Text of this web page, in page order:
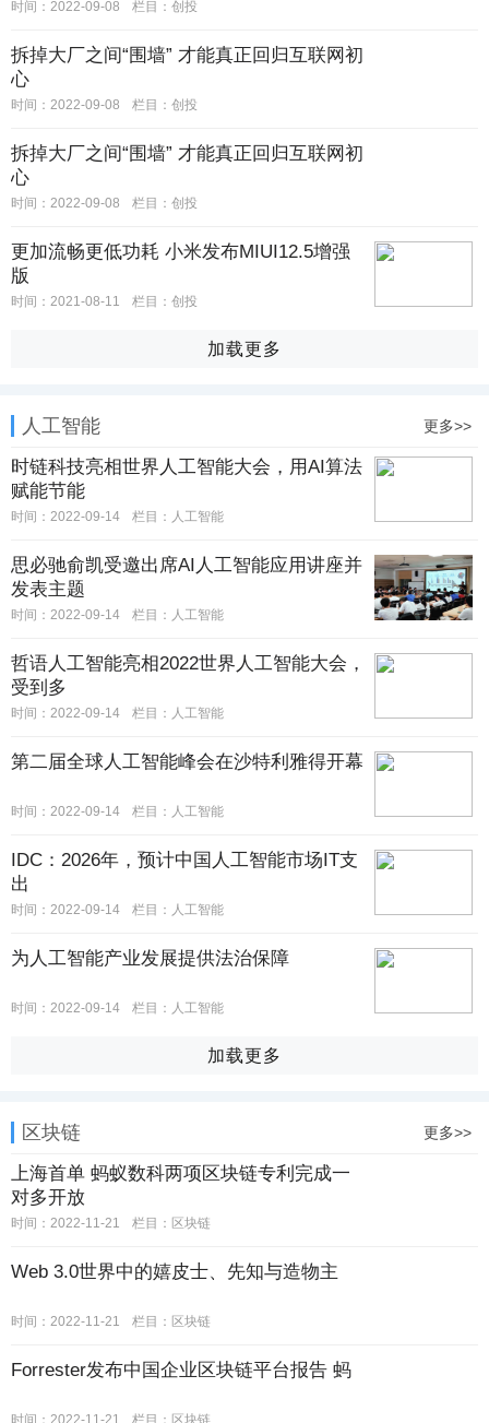
时间：2022-09-08 栏目：创投
拆掉大厂之间“围墙” 才能真正回归互联网初
心
时间：2022-09-08 栏目：创投
拆掉大厂之间“围墙” 才能真正回归互联网初
心
时间：2022-09-08 栏目：创投
更加流畅更低功耗 小米发布MIUI12.5增强
版
时间：2021-08-11 栏目：创投
加载更多
人工智能 更多>>
时链科技亮相世界人工智能大会，用AI算法
赋能节能
时间：2022-09-14 栏目：人工智能
思必驰俞凯受邀出席AI人工智能应用讲座并
发表主题
时间：2022-09-14 栏目：人工智能
哲语人工智能亮相2022世界人工智能大会，
受到多
时间：2022-09-14 栏目：人工智能
第二届全球人工智能峰会在沙特利雅得开幕
时间：2022-09-14 栏目：人工智能
IDC：2026年，预计中国人工智能市场IT支
出
时间：2022-09-14 栏目：人工智能
为人工智能产业发展提供法治保障
时间：2022-09-14 栏目：人工智能
加载更多
区块链 更多>>
上海首单 蚂蚁数科两项区块链专利完成一
对多开放
时间：2022-11-21 栏目：区块链
Web 3.0世界中的嬉皮士、先知与造物主
时间：2022-11-21 栏目：区块链
Forrester发布中国企业区块链平台报告 蚂
时间：2022-11-21 栏目：区块链